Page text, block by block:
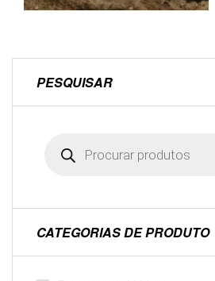
PESQUISAR
CATEGORIAS DE PRODUTO